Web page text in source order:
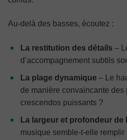
Au-delà des basses, écoutez :
La restitution des détails –
d’accompagnement subtils
La plage dynamique – Le
de manière convaincante des
crescendos puissants ?
La largeur et profondeur de
musique semble-t-elle